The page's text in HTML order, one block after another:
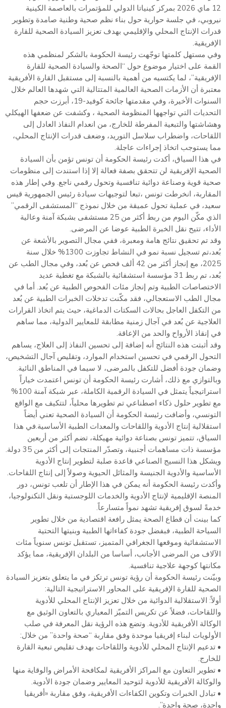
12 ماي 2026 بمركز كينياتا الدولي للمؤتمرات بالعاصمة الكينية
نيروبي، في جلسة حوارية حول بناء نظم صحية وطنية صامدة وتطوير
قدرات الإنتاج المحلي والإقليمي بهدف تعزيز السيادة الصحية للقارة
الإفريقية.
وفي مستهل كلمتها توجّهت رئيسة الحكومة بالشكر لمنظمي هذه
القمة على اختيار موضوع حول “الصحة والسيادة الصحية للقارة
الإفريقية”، لما يكتسيه من أهمية بالنسبة إلى مستقبل القارة الأفريقية
معتبرة أن الأزمات الصحية العالمية المتتالية التي شهدها العالم خلال
السنوات الأخيرة، وفي مقدمتها جائحة كوفيد-19، أبرزت حجم
التحديات التي تواجهها المنظومة الصحية ، وكشفت عن ضعفها الهيكلي
وهشاشتها والتبعية المفرطة للخارج، من انعدام النفاذ العادل إلى
اللقاحات، واضطراب سلاسل التوريد، وضعف قدرات الإنتاج المحلي،
مما يستوجب اتخاذ إجراءات عاجلة.
في هذا السياق، أكدت رئيسة الحكومة أن تونس تؤمن بأن السيادة
الصحية الإفريقية لن تتحقق بصفة فعالة إلا إذا استندت إلى منظومات
صحية قوية وصناعة دوائية تنافسية وتحول رقمي ناجع. وفي إطار هذه
المقاربة، انخرطت تونس ،تبعا لتوجيهات سيادة رئيس الجمهورية قيس
سعيد، في عملية تحول عميقة من خلال نموذج “المستشفى الرقمي”
الذي مكّن اليوم من ربط أكثر من 25 مستشفى بشبكة آمنة وعالية
الأداء، تتيح نقل الخبرة الطبية عوضا عن المرضى.
وقد تم تحقيق نتائج هامة ومعبرة، ففي مجال التصوير بالأشعة عن
بُعد،تم تسجيل نسبة نمو في النشاط تجاوزت 1300% خلال سنة
2025، مع إنجاز أكثر من 42 ألف فحص عن بُعد، وفي مجال الطب عن
بُعد، تم ربط 31 مؤسسة استشفائية بالشبكة مع تغطية عديد
الاختصاصات الطبية وتم إنجاز مئات الفحوص الطبية عن بُعد. أما في
مجال الطب الاستعجالي، فقد مكّنت تدخلات الخبرات الطبية عن بُعد
من التكفل العاجل بحالات السكتات الدماغية، حيث يتم اتخاذ القرارات
العلاجية عن بُعد في آجال زمنية مطابقة للمعايير الدولية، مما ساهم
في إنقاذ الأرواح والحد من الإعاقة.
وقد أثبتت هذه النتائج أنه إضافة إلى تحسين النفاذ إلى العلاج، يساهم
التحول الرقمي في تحسين استخدام الموارد، وتقليص آجال التشخيص،
وضمان جودة أفضل للتكفل بالمرضى، لا سيما في المناطق النائية.
وبالتوازي مع ذلك، أشارت رئيسة الحكومة أن تونس اعتمدت خياراً
استراتيجياً يتمثل في السيادة الرقمية الكاملة، عبر شبكة آمنة 100%
مع تطوير حلول ذكاء اصطناعي تم تطويرها محلياً، لتتكيف مع الواقع
التونسي، وأضافت رئيسة الحكومة أن السيادة الصحية تعني أيضاً
استقلالية إنتاج الأدوية واللقاحات والمعدات الطبية الأساسية.في هذا
السياق، تتميز تونس بصناعة دوائية مهيكلة، تضم أكثر من أربعين
مؤسسة ذات مساهمات أجنبية، وتصدّر المنتجات إلى أكثر من 35 دولة.
ويشكل هذا النسيج الصناعي قاعدة صلبة لتطوير إنتاج الأدوية
الأساسية والأدوية الجنيسة والمثائل الحيوية وصولاً إلى إنتاج اللقاحات.
وأكدت رئيسة الحكومة أنه يمكن في هذا الإطار أن تلعب تونس، دور
المنصة الإقليمية لإنتاج الأدوية والخدمات اللوجستية ونقل التكنولوجيا،
خدمةً لسوق إفريقية تشهد نمواً متسارعاً.
كما بينت أن قطاع الصحة يمثل رافعة اقتصادية من خلال تطوير
السياحة الطبية، فبفضل جودة كفاءاتها الطبية وبنيتها التحتية
الاستشفائية وموقعها الجغرافي المتميز، تستقبل تونس سنوياً مئات
الآلاف من المرضى الأجانب، أساسا من البلدان الإفريقية، مما يؤكد
مكانتها كوجهة علاجية تنافسية.
وبيّنت رئيسة الحكومة أن رؤية تونس ترتكز في ما يتعلق بتعزيز السيادة
الصحية للقارة الإفريقية على المحاور الاستراتيجية التالية:
أولاً: الاستقلالية الدوائية من خلال تعزيز الإنتاج المحلي للأدوية
واللقاحات، فضلاً عن تكريس التميّز المعياري بالتعاون الوثيق مع
الوكالة الأفريقية للأدوية. وتضع هذه الرؤية نقل المعرفة في صلب
الأولويات لبناء إفريقيا موحدة وفق مقاربة “صحة واحدة” من خلال:
• تدعيم الإنتاج المحلي للأدوية واللقاحات بهدف تقليص تبعية القارة
للخارج.
• تطوير التعاون مع المراكز الأفريقية لمكافحة الأمراض والوقاية منها
والوكالة الأفريقية للأدوية لتوحيد المعايير وضمان جودة الأدوية.
• تبادل الخبرات وتكوين الكفاءات الأفريقية، وفق مقاربة «أفريقيا
واحدة، صحة واحدة”.